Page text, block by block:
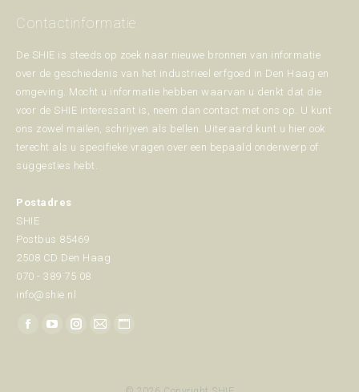
Contactinformatie
De SHIE is steeds op zoek naar nieuwe bronnen van informatie
over de geschiedenis van het industrieel erfgoed in Den Haag en
omgeving. Mocht u informatie hebben waarvan u denkt dat die
voor de SHIE interessant is, neem dan contact met ons op. U kunt
ons zowel mailen, schrijven als bellen. Uiteraard kunt u hier ook
terecht als u specifieke vragen over een bepaald onderwerp of
suggesties hebt.
Postadres
SHIE
Postbus 85469
2508 CD Den Haag
070 - 389 75 08
info@shie.nl
Vind ons op:
FacebookYouTubeInstagram
Mail Website